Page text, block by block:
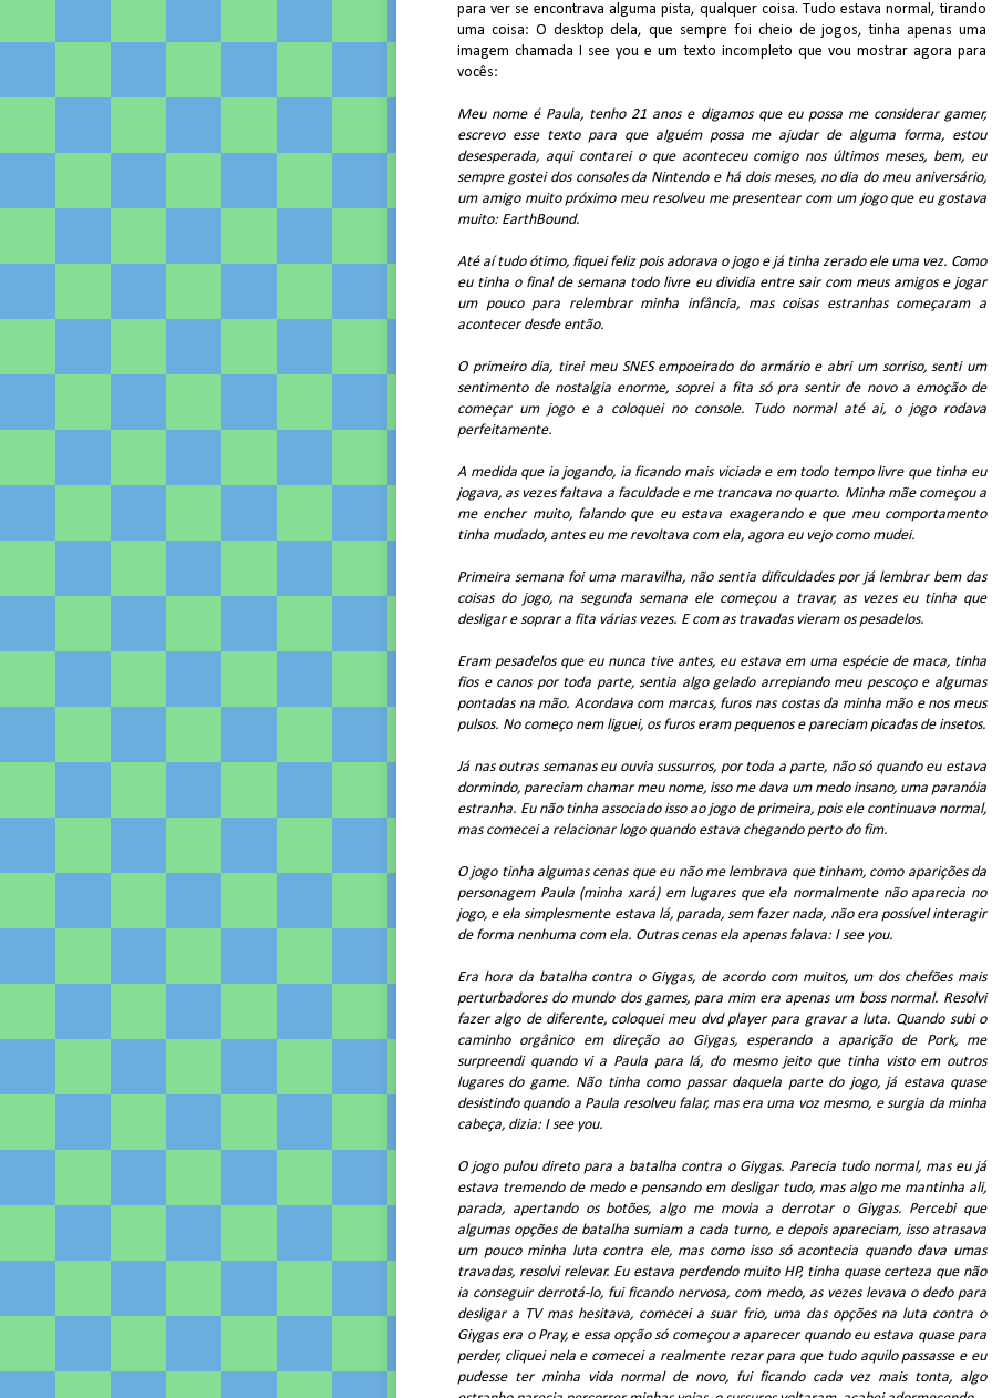
para ver se encontrava alguma pista, qualquer coisa. Tudo estava normal, tirando
uma coisa: O desktop dela, que sempre foi cheio de jogos, tinha apenas uma
imagem chamada I see you e um texto incompleto que vou mostrar agora para
vocês:
Meu nome é Paula, tenho 21 anos e digamos que eu possa me considerar gamer,
escrevo esse texto para que alguém possa me ajudar de alguma forma, estou
desesperada, aqui contarei o que aconteceu comigo nos últimos meses, bem, eu
sempre gostei dos consoles da Nintendo e há dois meses, no dia do meu aniversário,
um amigo muito próximo meu resolveu me presentear com um jogo que eu gostava
muito: EarthBound.
Até aí tudo ótimo, fiquei feliz pois adorava o jogo e já tinha zerado ele uma vez. Como
eu tinha o final de semana todo livre eu dividia entre sair com meus amigos e jogar
um pouco para relembrar minha infância, mas coisas estranhas começaram a
acontecer desde então.
O primeiro dia, tirei meu SNES empoeirado do armário e abri um sorriso, senti um
sentimento de nostalgia enorme, soprei a fita só pra sentir de novo a emoção de
começar um jogo e a coloquei no console. Tudo normal até ai, o jogo rodava
perfeitamente.
A medida que ia jogando, ia ficando mais viciada e em todo tempo livre que tinha eu
jogava, as vezes faltava a faculdade e me trancava no quarto. Minha mãe começou a
me encher muito, falando que eu estava exagerando e que meu comportamento
tinha mudado, antes eu me revoltava com ela, agora eu vejo como mudei.
Primeira semana foi uma maravilha, não sentia dificuldades por já lembrar bem das
coisas do jogo, na segunda semana ele começou a travar, as vezes eu tinha que
desligar e soprar a fita várias vezes. E com as travadas vieram os pesadelos.
Eram pesadelos que eu nunca tive antes, eu estava em uma espécie de maca, tinha
fios e canos por toda parte, sentia algo gelado arrepiando meu pescoço e algumas
pontadas na mão. Acordava com marcas, furos nas costas da minha mão e nos meus
pulsos. No começo nem liguei, os furos eram pequenos e pareciam picadas de insetos.
Já nas outras semanas eu ouvia sussurros, por toda a parte, não só quando eu estava
dormindo, pareciam chamar meu nome, isso me dava um medo insano, uma paranóia
estranha. Eu não tinha associado isso ao jogo de primeira, pois ele continuava normal,
mas comecei a relacionar logo quando estava chegando perto do fim.
O jogo tinha algumas cenas que eu não me lembrava que tinham, como aparições da
personagem Paula (minha xará) em lugares que ela normalmente não aparecia no
jogo, e ela simplesmente estava lá, parada, sem fazer nada, não era possível interagir
de forma nenhuma com ela. Outras cenas ela apenas falava: I see you.
Era hora da batalha contra o Giygas, de acordo com muitos, um dos chefões mais
perturbadores do mundo dos games, para mim era apenas um boss normal. Resolvi
fazer algo de diferente, coloquei meu dvd player para gravar a luta. Quando subi o
caminho orgânico em direção ao Giygas, esperando a aparição de Pork, me
surpreendi quando vi a Paula para lá, do mesmo jeito que tinha visto em outros
lugares do game. Não tinha como passar daquela parte do jogo, já estava quase
desistindo quando a Paula resolveu falar, mas era uma voz mesmo, e surgia da minha
cabeça, dizia: I see you.
O jogo pulou direto para a batalha contra o Giygas. Parecia tudo normal, mas eu já
estava tremendo de medo e pensando em desligar tudo, mas algo me mantinha ali,
parada, apertando os botões, algo me movia a derrotar o Giygas. Percebi que
algumas opções de batalha sumiam a cada turno, e depois apareciam, isso atrasava
um pouco minha luta contra ele, mas como isso só acontecia quando dava umas
travadas, resolvi relevar. Eu estava perdendo muito HP, tinha quase certeza que não
ia conseguir derrotá-lo, fui ficando nervosa, com medo, as vezes levava o dedo para
desligar a TV mas hesitava, comecei a suar frio, uma das opções na luta contra o
Giygas era o Pray, e essa opção só começou a aparecer quando eu estava quase para
perder, cliquei nela e comecei a realmente rezar para que tudo aquilo passasse e eu
pudesse ter minha vida normal de novo, fui ficando cada vez mais tonta, algo